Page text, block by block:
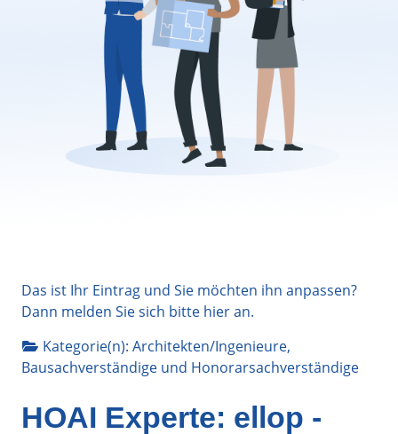
Das ist Ihr Eintrag und Sie möchten ihn anpassen?
Dann melden Sie sich bitte hieran.
Kategorie(n): Architekten/Ingenieure,
Bausachverständige und Honorarsachverständige
HOAI Experte: ellop -